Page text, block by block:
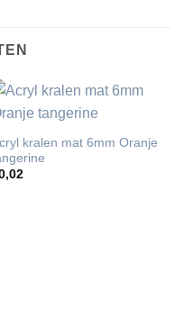
kralen mat 6mm Oranje